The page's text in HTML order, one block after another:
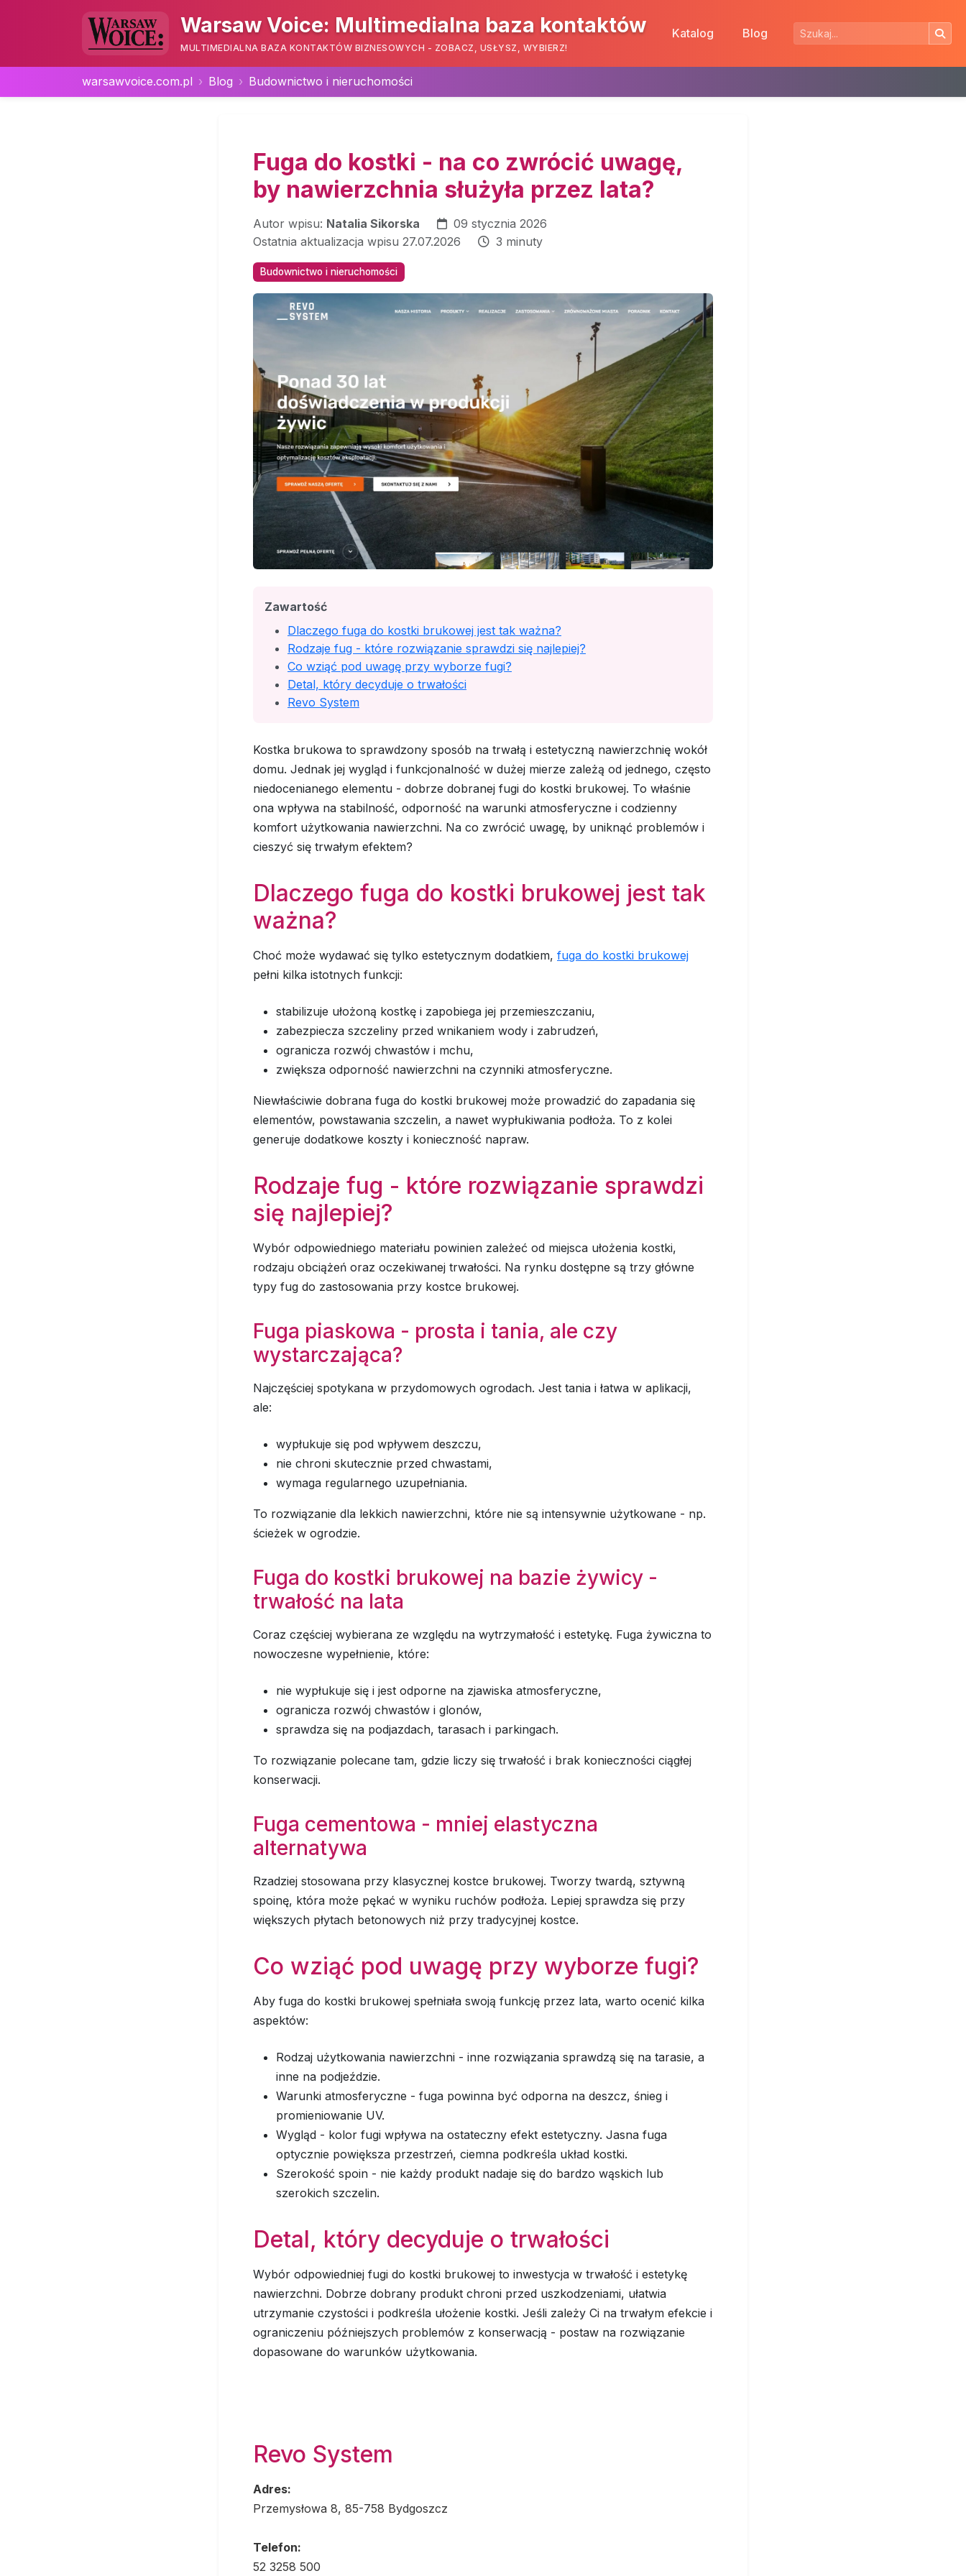
Warsaw Voice: Multimedialna baza kontaktów
MULTIMEDIALNA BAZA KONTAKTÓW BIZNESOWYCH - ZOBACZ, USŁYSZ, WYBIERZ!
Katalog Blog
warsawvoice.com.pl Blog Budownictwo i nieruchomości
Fuga do kostki - na co zwrócić uwagę,
by nawierzchnia służyła przez lata?
Autor wpisu: Natalia Sikorska
09 stycznia 2026
Ostatnia aktualizacja wpisu 27.07.2026
3 minuty
Budownictwo i nieruchomości
Zawartość
Dlaczego fuga do kostki brukowej jest tak ważna?
Rodzaje fug - które rozwiązanie sprawdzi się najlepiej?
Co wziąć pod uwagę przy wyborze fugi?
Detal, który decyduje o trwałości
Revo System
Kostka brukowa to sprawdzony sposób na trwałą i estetyczną nawierzchnię wokół
domu. Jednak jej wygląd i funkcjonalność w dużej mierze zależą od jednego, często
niedocenianego elementu - dobrze dobranej fugi do kostki brukowej. To właśnie
ona wpływa na stabilność, odporność na warunki atmosferyczne i codzienny
komfort użytkowania nawierzchni. Na co zwrócić uwagę, by uniknąć problemów i
cieszyć się trwałym efektem?
Dlaczego fuga do kostki brukowej jest tak
ważna?
Choć może wydawać się tylko estetycznym dodatkiem, fuga do kostki brukowej
pełni kilka istotnych funkcji:
stabilizuje ułożoną kostkę i zapobiega jej przemieszczaniu,
zabezpiecza szczeliny przed wnikaniem wody i zabrudzeń,
ogranicza rozwój chwastów i mchu,
zwiększa odporność nawierzchni na czynniki atmosferyczne.
Niewłaściwie dobrana fuga do kostki brukowej może prowadzić do zapadania się
elementów, powstawania szczelin, a nawet wypłukiwania podłoża. To z kolei
generuje dodatkowe koszty i konieczność napraw.
Rodzaje fug - które rozwiązanie sprawdzi
się najlepiej?
Wybór odpowiedniego materiału powinien zależeć od miejsca ułożenia kostki,
rodzaju obciążeń oraz oczekiwanej trwałości. Na rynku dostępne są trzy główne
typy fug do zastosowania przy kostce brukowej.
Fuga piaskowa - prosta i tania, ale czy
wystarczająca?
Najczęściej spotykana w przydomowych ogrodach. Jest tania i łatwa w aplikacji,
ale:
wypłukuje się pod wpływem deszczu,
nie chroni skutecznie przed chwastami,
wymaga regularnego uzupełniania.
To rozwiązanie dla lekkich nawierzchni, które nie są intensywnie użytkowane - np.
ścieżek w ogrodzie.
Fuga do kostki brukowej na bazie żywicy -
trwałość na lata
Coraz częściej wybierana ze względu na wytrzymałość i estetykę. Fuga żywiczna to
nowoczesne wypełnienie, które:
nie wypłukuje się i jest odporne na zjawiska atmosferyczne,
ogranicza rozwój chwastów i glonów,
sprawdza się na podjazdach, tarasach i parkingach.
To rozwiązanie polecane tam, gdzie liczy się trwałość i brak konieczności ciągłej
konserwacji.
Fuga cementowa - mniej elastyczna
alternatywa
Rzadziej stosowana przy klasycznej kostce brukowej. Tworzy twardą, sztywną
spoinę, która może pękać w wyniku ruchów podłoża. Lepiej sprawdza się przy
większych płytach betonowych niż przy tradycyjnej kostce.
Co wziąć pod uwagę przy wyborze fugi?
Aby fuga do kostki brukowej spełniała swoją funkcję przez lata, warto ocenić kilka
aspektów:
Rodzaj użytkowania nawierzchni - inne rozwiązania sprawdzą się na tarasie, a
inne na podjeździe.
Warunki atmosferyczne - fuga powinna być odporna na deszcz, śnieg i
promieniowanie UV.
Wygląd - kolor fugi wpływa na ostateczny efekt estetyczny. Jasna fuga
optycznie powiększa przestrzeń, ciemna podkreśla układ kostki.
Szerokość spoin - nie każdy produkt nadaje się do bardzo wąskich lub
szerokich szczelin.
Detal, który decyduje o trwałości
Wybór odpowiedniej fugi do kostki brukowej to inwestycja w trwałość i estetykę
nawierzchni. Dobrze dobrany produkt chroni przed uszkodzeniami, ułatwia
utrzymanie czystości i podkreśla ułożenie kostki. Jeśli zależy Ci na trwałym efekcie i
ograniczeniu późniejszych problemów z konserwacją - postaw na rozwiązanie
dopasowane do warunków użytkowania.
Revo System
Adres:
Przemysłowa 8, 85-758 Bydgoszcz
Telefon:
52 3258 500